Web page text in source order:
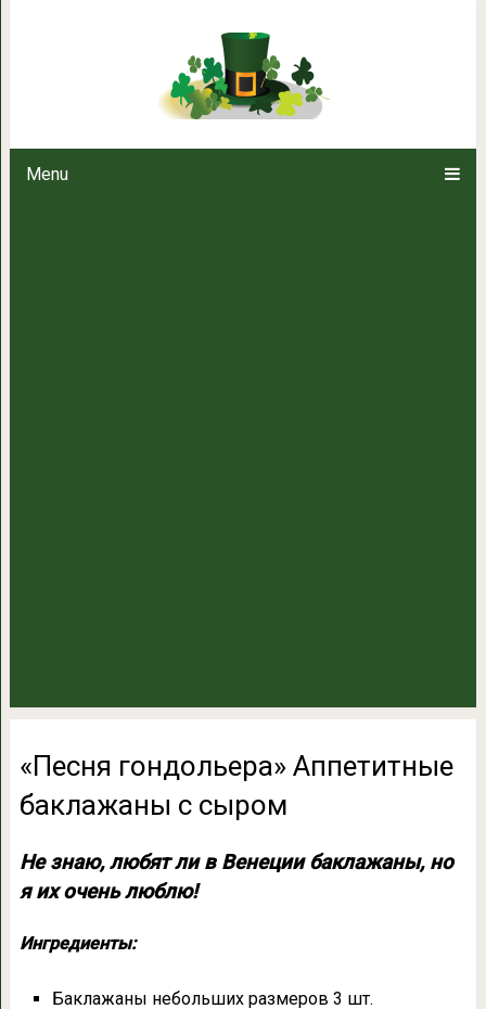
Menu
«Песня гондольера»
«Песня гондольера» Аппетитные
баклажаны с сыром
Не знаю, любят ли в Венеции баклажаны, но
я их очень люблю!
Ингредиенты:
Баклажаны небольших размеров 3 шт.